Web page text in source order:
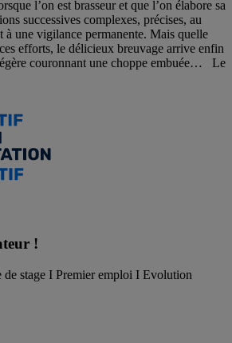
l’on est brasseur et que l’on élabore sa
successives complexes, précises, au
à une vigilance permanente. Mais quelle
efforts, le délicieux breuvage arrive enfin
couronnant une choppe embuée… Le
!
stage I Premier emploi I Evolution